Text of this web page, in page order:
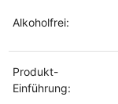
Alkoholfrei:
Produkt-
Einführung: